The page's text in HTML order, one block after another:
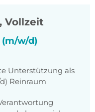
Vollzeit
w/d)
Unterstützung als
Reinraum